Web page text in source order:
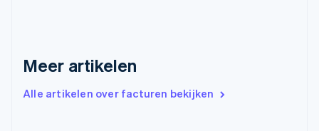
Meer artikelen
Alle artikelen over facturen bekijken
Gibraltar